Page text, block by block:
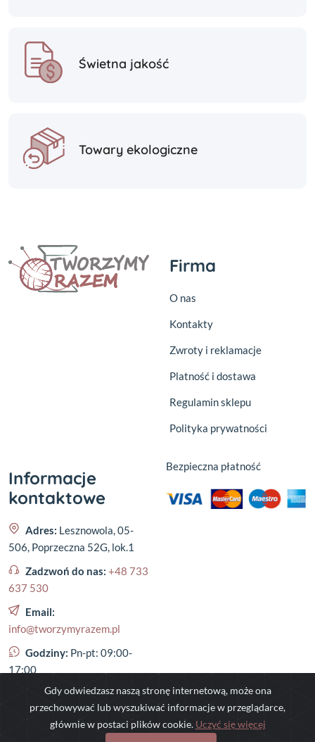
Świetna jakość
Towary ekologiczne
Firma
O nas
Kontakty
Zwroty i reklamacje
Platność i dostawa
Regulamin sklepu
Polityka prywatności
Informacje
kontaktowe
Adres: Lesznowola, 05-
506, Poprzeczna 52G, lok.1
Zadzwoń do nas: +48 733
637 530
Email:
info@tworzymyrazem.pl
Godziny: Pn-pt: 09:00-
17:00
Bezpieczna płatność
Gdy odwiedzasz naszą stronę internetową, może ona
przechowywać lub wyszukiwać informacje w przeglądarce,
głównie w postaci plików cookie. Uczyć się więcej